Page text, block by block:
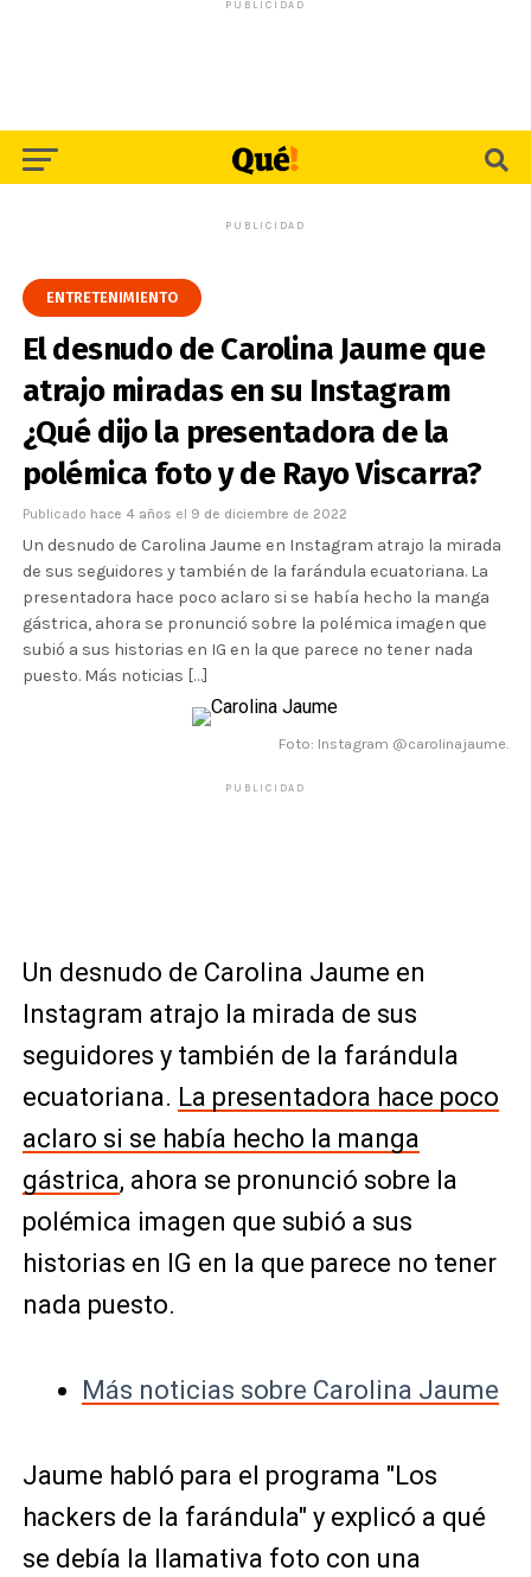
PUBLICIDAD
PUBLICIDAD
ENTRETENIMIENTO
El desnudo de Carolina Jaume que
atrajo miradas en su Instagram
¿Qué dijo la presentadora de la
polémica foto y de Rayo Viscarra?
Publicado hace 4 años el 9 de diciembre de 2022
Un desnudo de Carolina Jaume en Instagram atrajo la mirada
de sus seguidores y también de la farándula ecuatoriana. La
presentadora hace poco aclaro si se había hecho la manga
gástrica, ahora se pronunció sobre la polémica imagen que
subió a sus historias en IG en la que parece no tener nada
puesto. Más noticias […]
Foto: Instagram @carolinajaume.
PUBLICIDAD
Un desnudo de Carolina Jaume en
Instagram atrajo la mirada de sus
seguidores y también de la farándula
ecuatoriana. La presentadora hace poco
aclaro si se había hecho la manga
gástrica, ahora se pronunció sobre la
polémica imagen que subió a sus
historias en IG en la que parece no tener
nada puesto.
Más noticias sobre Carolina Jaume
Jaume habló para el programa "Los
hackers de la farándula" y explicó a qué
se debía la llamativa foto con una